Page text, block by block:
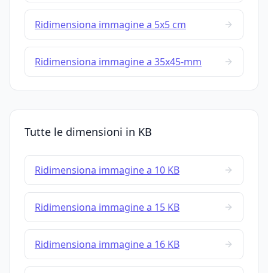
Ridimensiona immagine a 5x5 cm
Ridimensiona immagine a 35x45-mm
Tutte le dimensioni in KB
Ridimensiona immagine a 10 KB
Ridimensiona immagine a 15 KB
Ridimensiona immagine a 16 KB